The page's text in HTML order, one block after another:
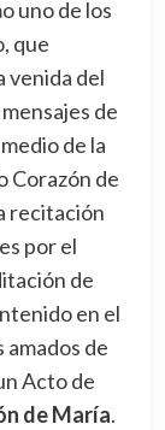
uno de los
que
venida del
de
de la
Corazón de
recitación
por el
de
en el
amados de
Acto de
de María.